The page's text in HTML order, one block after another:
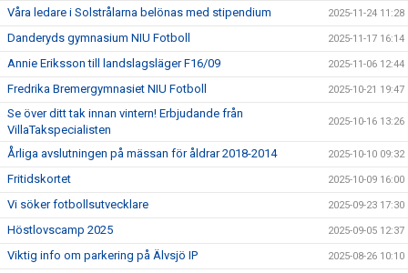
Våra ledare i Solstrålarna belönas med stipendium 2025-11-24 11:28
Danderyds gymnasium NIU Fotboll 2025-11-17 16:14
Annie Eriksson till landslagsläger F16/09 2025-11-06 12:44
Fredrika Bremergymnasiet NIU Fotboll 2025-10-21 19:47
Se över ditt tak innan vintern! Erbjudande från
VillaTakspecialisten
2025-10-16 13:26
Årliga avslutningen på mässan för åldrar 2018-2014 2025-10-10 09:32
Fritidskortet 2025-10-09 16:00
Vi söker fotbollsutvecklare 2025-09-23 17:30
Höstlovscamp 2025 2025-09-05 12:37
Viktig info om parkering på Älvsjö IP 2025-08-26 10:10